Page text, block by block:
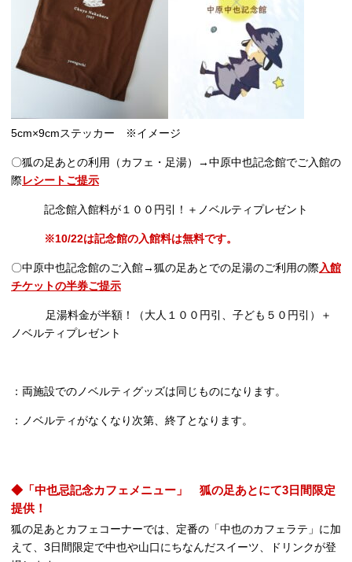
5cm×9cmステッカー ※イメージ
〇狐の足あとの利用（カフェ・足湯）→中原中也記念館でご入館の
際レシートご提示
記念館入館料が１００円引！＋ノベルティプレゼント
※10/22は記念館の入館料は無料です。
〇中原中也記念館のご入館→狐の足あとでの足湯のご利用の際入館
チケットの半券ご提示
足湯料金が半額！（大人１００円引、子ども５０円引）＋
ノベルティプレゼント
：両施設でのノベルティグッズは同じものになります。
：ノベルティがなくなり次第、終了となります。
◆「中也忌記念カフェメニュー」 狐の足あとにて3 日間限定
提供！
狐の足あとカフェコーナーでは、定番の「中也のカフェラテ」に加
えて、 3日間限定で中也や山口にちなんだスイーツ、ドリンクが登